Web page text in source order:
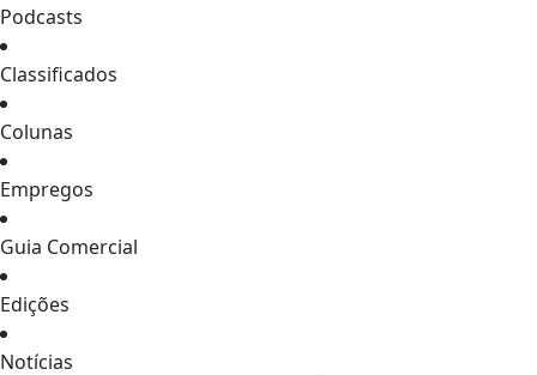
Podcasts
Classificados
Colunas
Empregos
Guia Comercial
Edições
Notícias